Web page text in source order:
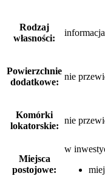
Rodzaj
własności:
Powierzchnie
dodatkowe:
nie
Komórki
lokatorskie:
nie
Miejsca
postojowe:
w